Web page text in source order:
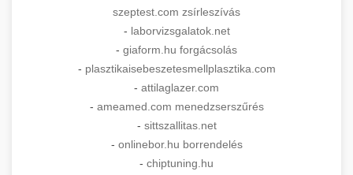
szeptest.com zsírleszívás
- laborvizsgalatok.net
- giaform.hu forgácsolás
- plasztikaisebeszetesmellplasztika.com
- attilaglazer.com
- ameamed.com menedzserszűrés
- sittszallitas.net
- onlinebor.hu borrendelés
- chiptuning.hu